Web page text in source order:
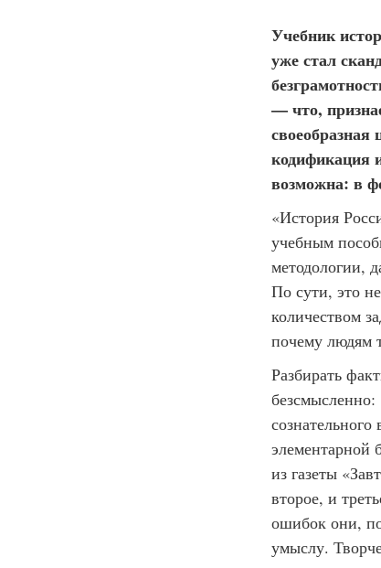
Учебник
уже стал
— что,
своеобразная
кодификация
возможна: в
«История
учебным
методологии,
По сути, это
количеством
почему людям
Разбирать
элементарной
из газеты
второе, и
ошибок они,
умыслу.